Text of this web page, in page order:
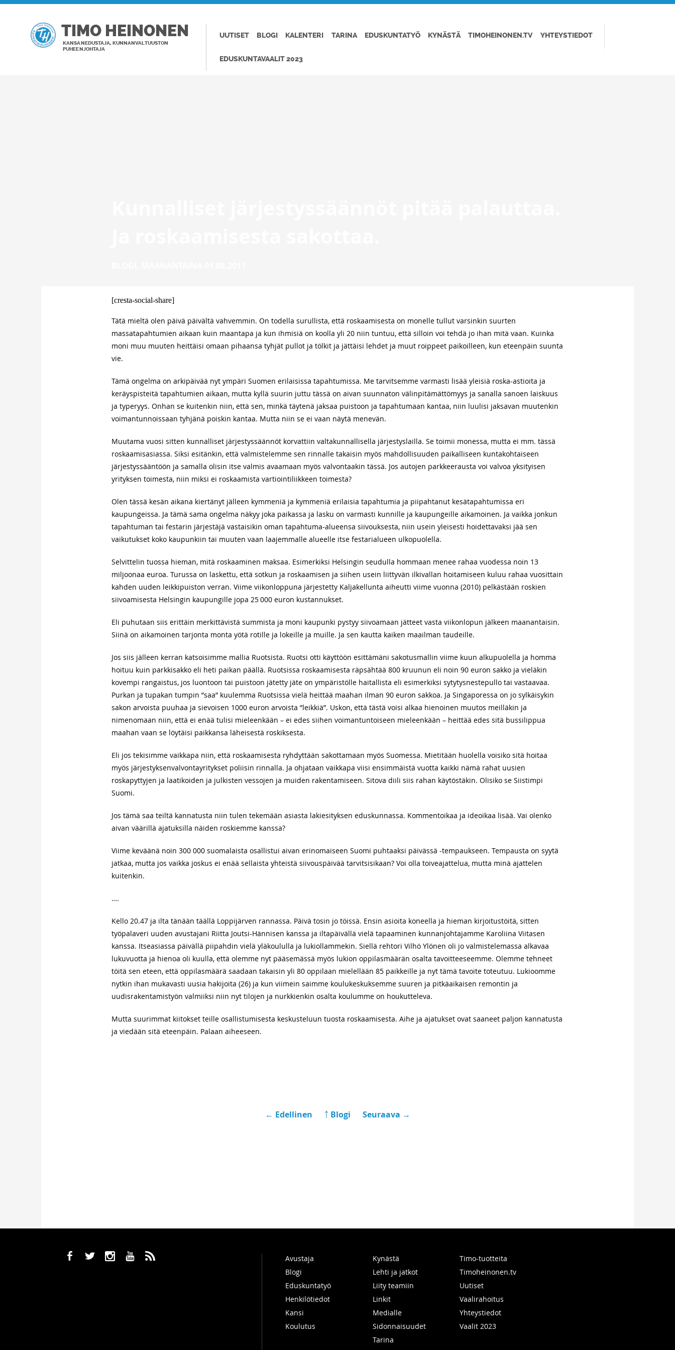
TIMO HEINONEN
KANSANEDUSTAJA, KUNNANVALTUUSTON
PUHEENJOHTAJA
UUTISET BLOGI KALENTERI TARINA EDUSKUNTATYÖ KYNÄSTÄ TIMOHEINONEN.TV YHTEYSTIEDOT
EDUSKUNTAVAALIT 2023
[cresta-social-share]
Tätä mieltä olen päivä päivältä vahvemmin. On todella surullista, että roskaamisesta on monelle tullut varsinkin suurten
massatapahtumien aikaan kuin maantapa ja kun ihmisiä on koolla yli 20 niin tuntuu, että silloin voi tehdä jo ihan mitä vaan. Kuinka
moni muu muuten heittäisi omaan pihaansa tyhjät pullot ja tölkit ja jättäisi lehdet ja muut roippeet paikoilleen, kun eteenpäin suunta
vie.
Tämä ongelma on arkipäivää nyt ympäri Suomen erilaisissa tapahtumissa. Me tarvitsemme varmasti lisää yleisiä roska-astioita ja
keräyspisteitä tapahtumien aikaan, mutta kyllä suurin juttu tässä on aivan suunnaton välinpitämättömyys ja sanalla sanoen laiskuus
ja typeryys. Onhan se kuitenkin niin, että sen, minkä täytenä jaksaa puistoon ja tapahtumaan kantaa, niin luulisi jaksavan muutenkin
voimantunnoissaan tyhjänä poiskin kantaa. Mutta niin se ei vaan näytä menevän.
Muutama vuosi sitten kunnalliset järjestyssäännöt korvattiin valtakunnallisella järjestyslailla. Se toimii monessa, mutta ei mm. tässä
roskaamisasiassa. Siksi esitänkin, että valmistelemme sen rinnalle takaisin myös mahdollisuuden paikalliseen kuntakohtaiseen
järjestyssääntöön ja samalla olisin itse valmis avaamaan myös valvontaakin tässä. Jos autojen parkkeerausta voi valvoa yksityisen
yrityksen toimesta, niin miksi ei roskaamista vartiointiliikkeen toimesta?
Olen tässä kesän aikana kiertänyt jälleen kymmeniä ja kymmeniä erilaisia tapahtumia ja piipahtanut kesätapahtumissa eri
kaupungeissa. Ja tämä sama ongelma näkyy joka paikassa ja lasku on varmasti kunnille ja kaupungeille aikamoinen. Ja vaikka jonkun
tapahtuman tai festarin järjestäjä vastaisikin oman tapahtuma-alueensa siivouksesta, niin usein yleisesti hoidettavaksi jää sen
vaikutukset koko kaupunkiin tai muuten vaan laajemmalle alueelle itse festarialueen ulkopuolella.
Selvittelin tuossa hieman, mitä roskaaminen maksaa. Esimerkiksi Helsingin seudulla hommaan menee rahaa vuodessa noin 13
miljoonaa euroa. Turussa on laskettu, että sotkun ja roskaamisen ja siihen usein liittyvän ilkivallan hoitamiseen kuluu rahaa vuosittain
kahden uuden leikkipuiston verran. Viime viikonloppuna järjestetty Kaljakellunta aiheutti viime vuonna (2010) pelkästään roskien
siivoamisesta Helsingin kaupungille jopa 25 000 euron kustannukset.
Eli puhutaan siis erittäin merkittävistä summista ja moni kaupunki pystyy siivoamaan jätteet vasta viikonlopun jälkeen maanantaisin.
Siinä on aikamoinen tarjonta monta yötä rotille ja lokeille ja muille. Ja sen kautta kaiken maailman taudeille.
Jos siis jälleen kerran katsoisimme mallia Ruotsista. Ruotsi otti käyttöön esittämäni sakotusmallin viime kuun alkupuolella ja homma
hoituu kuin parkkisakko eli heti paikan päällä. Ruotsissa roskaamisesta räpsähtää 800 kruunun eli noin 90 euron sakko ja vieläkin
kovempi rangaistus, jos luontoon tai puistoon jätetty jäte on ympäristölle haitallista eli esimerkiksi sytytysnestepullo tai vastaavaa.
Purkan ja tupakan tumpin ”saa” kuulemma Ruotsissa vielä heittää maahan ilman 90 euron sakkoa. Ja Singaporessa on jo sylkäisykin
sakon arvoista puuhaa ja sievoisen 1000 euron arvoista ”leikkiä”. Uskon, että tästä voisi alkaa hienoinen muutos meilläkin ja
nimenomaan niin, että ei enää tulisi mieleenkään – ei edes siihen voimantuntoiseen mieleenkään – heittää edes sitä bussilippua
maahan vaan se löytäisi paikkansa läheisestä roskiksesta.
Eli jos tekisimme vaikkapa niin, että roskaamisesta ryhdyttään sakottamaan myös Suomessa. Mietitään huolella voisiko sitä hoitaa
myös järjestyksenvalvontayritykset poliisin rinnalla. Ja ohjataan vaikkapa viisi ensimmäistä vuotta kaikki nämä rahat uusien
roskapyttyjen ja laatikoiden ja julkisten vessojen ja muiden rakentamiseen. Sitova diili siis rahan käytöstäkin. Olisiko se Siistimpi
Suomi.
Jos tämä saa teiltä kannatusta niin tulen tekemään asiasta lakiesityksen eduskunnassa. Kommentoikaa ja ideoikaa lisää. Vai olenko
aivan väärillä ajatuksilla näiden roskiemme kanssa?
Viime keväänä noin 300 000 suomalaista osallistui aivan erinomaiseen Suomi puhtaaksi päivässä -tempaukseen. Tempausta on syytä
jatkaa, mutta jos vaikka joskus ei enää sellaista yhteistä siivouspäivää tarvitsisikaan? Voi olla toiveajattelua, mutta minä ajattelen
kuitenkin.
….
Kello 20.47 ja ilta tänään täällä Loppijärven rannassa. Päivä tosin jo töissä. Ensin asioita koneella ja hieman kirjoitustöitä, sitten
työpalaveri uuden avustajani Riitta Joutsi-Hännisen kanssa ja iltapäivällä vielä tapaaminen kunnanjohtajamme Karoliina Viitasen
kanssa. Itseasiassa päivällä piipahdin vielä yläkoululla ja lukiollammekin. Siellä rehtori Vilhö Ylönen oli jo valmistelemassa alkavaa
lukuvuotta ja hienoa oli kuulla, että olemme nyt pääsemässä myös lukion oppilasmäärän osalta tavoitteeseemme. Olemme tehneet
töitä sen eteen, että oppilasmäärä saadaan takaisin yli 80 oppilaan mielellään 85 paikkeille ja nyt tämä tavoite toteutuu. Lukioomme
nytkin ihan mukavasti uusia hakijoita (26) ja kun viimein saimme koulukeskuksemme suuren ja pitkäaikaisen remontin ja
uudisrakentamistyön valmiiksi niin nyt tilojen ja nurkkienkin osalta koulumme on houkutteleva.
Mutta suurimmat kiitokset teille osallistumisesta keskusteluun tuosta roskaamisesta. Aihe ja ajatukset ovat saaneet paljon kannatusta
ja viedään sitä eteenpäin. Palaan aiheeseen.
← Edellinen ￪ Blogi Seuraava →
b a x r ,
Avustaja
Blogi
Eduskuntatyö
Henkilötiedot
Kansi
Koulutus
Kynästä
Lehti ja jatkot
Liity teamiin
Linkit
Medialle
Sidonnaisuudet
Tarina
Timo-tuotteita
Timoheinonen.tv
Uutiset
Vaalirahoitus
Yhteystiedot
Vaalit 2023